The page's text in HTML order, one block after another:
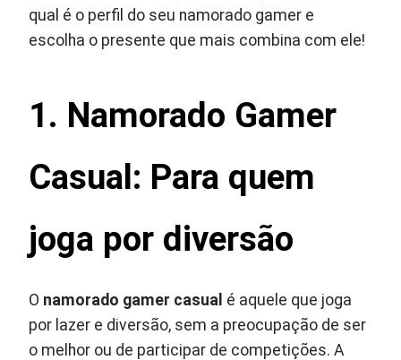
qual é o perfil do seu namorado gamer e
escolha o presente que mais combina com ele!
1. Namorado Gamer
Casual: Para quem
joga por diversão
O namorado gamer casual é aquele que joga
por lazer e diversão, sem a preocupação de ser
o melhor ou de participar de competições. A